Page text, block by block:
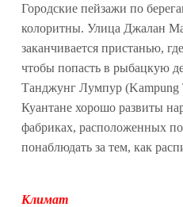
Городские пейзажи по
колоритны. Улица Джалан
заканчивается пристанью,
чтобы попасть в рыбацкую
Танджунг Лумпур (Kampung
Куантане хорошо развиты
фабриках, расположенных
понаблюдать за тем, как
Климат